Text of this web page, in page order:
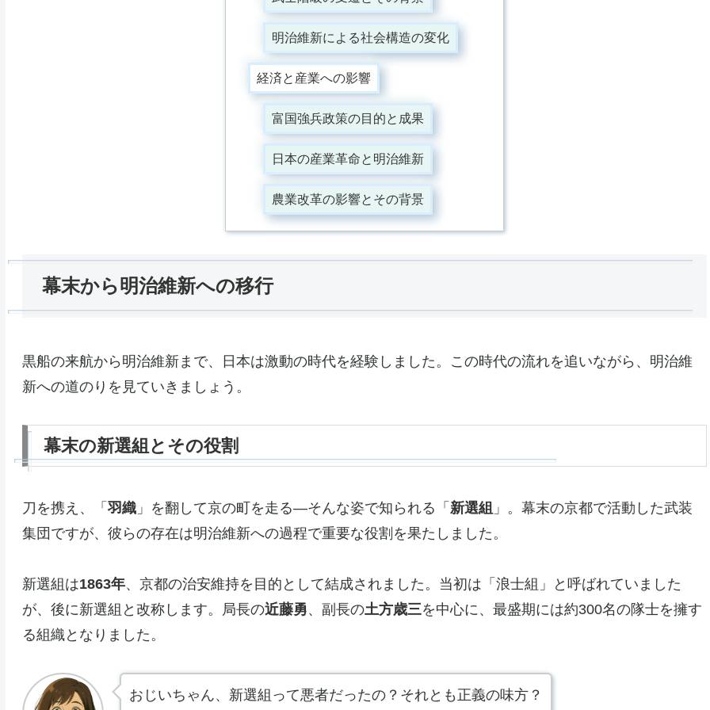
明治維新による社会構造の変化
経済と産業への影響
富国強兵政策の目的と成果
日本の産業革命と明治維新
農業改革の影響とその背景
幕末から明治維新への移行
黒船の来航から明治維新まで、日本は激動の時代を経験しました。この時代の流れを追いながら、明治維
新への道のりを見ていきましょう。
幕末の新選組とその役割
刀を携え、「 羽織」を翻して京の町を走る—そんな姿で知られる「 新選組 」。幕末の京都で活動した武装
集団ですが、彼らの存在は明治維新への過程で重要な役割を果たしました。
新選組は1863年、京都の治安維持を目的として結成されました。当初は「浪士組」と呼ばれていました
が、後に新選組と改称します。局長の近藤勇、副長の土方歳三を中心に、最盛期には約300名の隊士を擁す
る組織となりました。
おじいちゃん、新選組って悪者だったの？それとも正義の味方？